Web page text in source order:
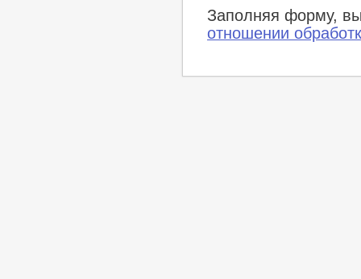
Заполняя форму,
отношении